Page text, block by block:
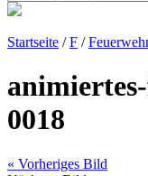
Startseite /F /
0018
« Vorheriges Bild